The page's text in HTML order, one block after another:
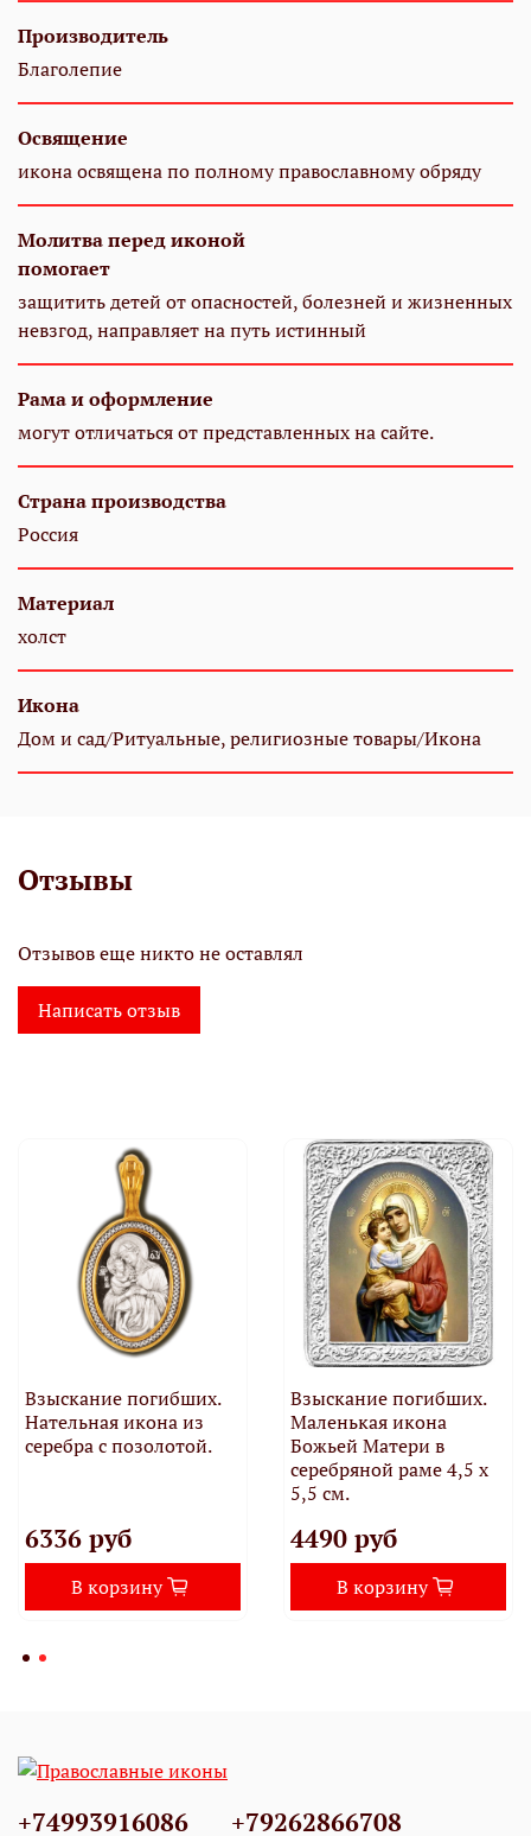
Производитель
Благолепие
Освящение
икона освящена по полному православному обряду
Молитва перед иконой
помогает
защитить детей от опасностей, болезней и жизненных
невзгод, направляет на путь истинный
Рама и оформление
могут отличаться от представленных на сайте.
Страна производства
Россия
Материал
холст
Икона
Дом и сад/Ритуальные, религиозные товары/Икона
Отзывы
Отзывов еще никто не оставлял
Написать отзыв
Взыскание погибших.
Нательная икона из
серебра с позолотой.
6336 руб
В корзину
Взыскание погибших.
Маленькая икона
Божьей Матери в
серебряной раме 4,5 х
5,5 см.
4490 руб
В корзину
+74993916086 +79262866708